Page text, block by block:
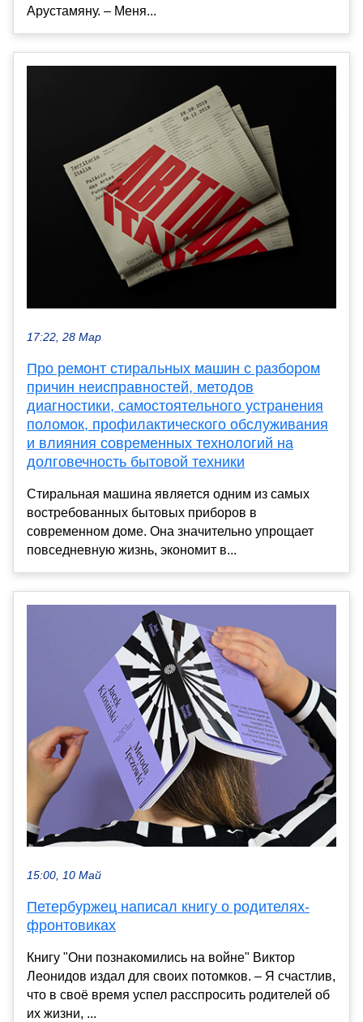
Арустамяну. – Меня...
17:22, 28 Мар
Про ремонт стиральных машин с разбором
причин неисправностей, методов
диагностики, самостоятельного устранения
поломок, профилактического обслуживания
и влияния современных технологий на
долговечность бытовой техники
Стиральная машина является одним из самых
востребованных бытовых приборов в
современном доме. Она значительно упрощает
повседневную жизнь, экономит в...
15:00, 10 Май
Петербуржец написал книгу о родителях-
фронтовиках
Книгу "Они познакомились на войне" Виктор
Леонидов издал для своих потомков. – Я счастлив,
что в своё время успел расспросить родителей об
их жизни, ...